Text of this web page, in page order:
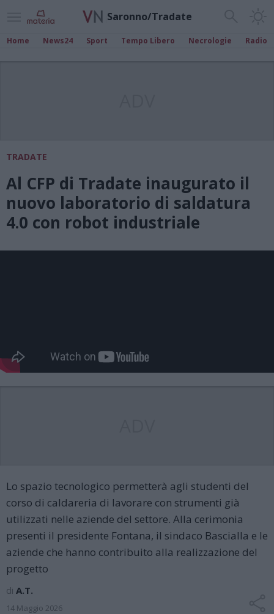
Saronno/Tradate
Home News24 Sport Tempo Libero Necrologie Radio
TRADATE
Al CFP di Tradate inaugurato il
nuovo laboratorio di saldatura
4.0 con robot industriale
Lo spazio tecnologico permetterà agli studenti del
corso di caldareria di lavorare con strumenti già
utilizzati nelle aziende del settore. Alla cerimonia
presenti il presidente Fontana, il sindaco Bascialla e le
aziende che hanno contribuito alla realizzazione del
progetto
di A.T.
14 Maggio 2026